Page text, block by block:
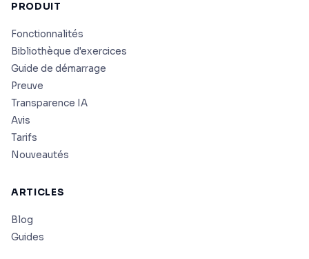
PRODUIT
Fonctionnalités
Bibliothèque d'exercices
Guide de démarrage
Preuve
Transparence IA
Avis
Tarifs
Nouveautés
ARTICLES
Blog
Guides